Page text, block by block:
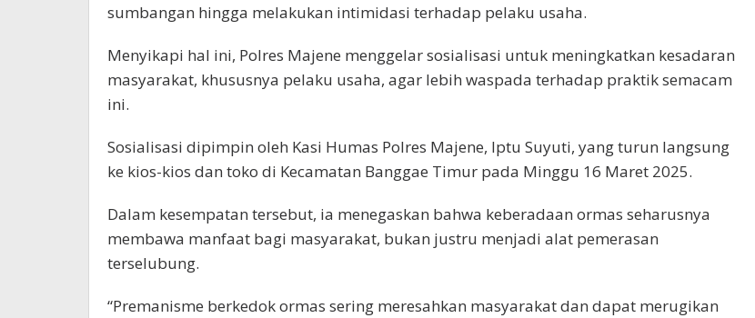
sumbangan hingga melakukan intimidasi terhadap pelaku usaha.
Menyikapi hal ini, Polres Majene menggelar sosialisasi untuk meningkatkan kesadaran
masyarakat, khususnya pelaku usaha, agar lebih waspada terhadap praktik semacam
ini.
Sosialisasi dipimpin oleh Kasi Humas Polres Majene, Iptu Suyuti, yang turun langsung
ke kios-kios dan toko di Kecamatan Banggae Timur pada Minggu 16 Maret 2025.
Dalam kesempatan tersebut, ia menegaskan bahwa keberadaan ormas seharusnya
membawa manfaat bagi masyarakat, bukan justru menjadi alat pemerasan
terselubung.
“Premanisme berkedok ormas sering meresahkan masyarakat dan dapat merugikan